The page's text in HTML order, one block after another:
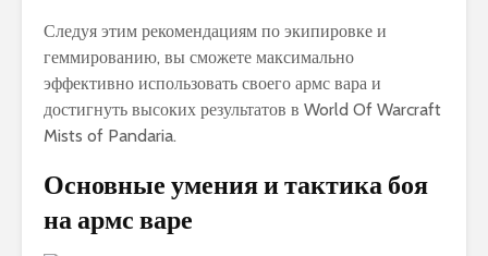
Следуя этим рекомендациям по экипировке и
геммированию, вы сможете максимально
эффективно использовать своего армс вара и
достигнуть высоких результатов в World Of Warcraft
Mists of Pandaria.
Основные умения и тактика боя
на армс варе